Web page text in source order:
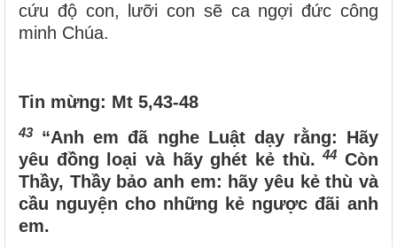
cứu độ con, lưỡi con sẽ ca ngợi đức công
minh Chúa.
Tin mừng: Mt 5,43-48
43
“Anh em đã nghe Luật dạy rằng: Hãy
yêu đồng loại và hãy ghét kẻ thù.44 Còn
Thầy, Thầy bảo anh em: hãy yêu kẻ thù và
cầu nguyện cho những kẻ ngược đãi anh
em.